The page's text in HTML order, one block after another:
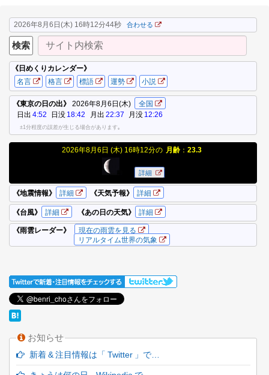
2026年8月6日(木) 16時12分44秒 合わせる
お知らせ
新着 & 注目情報は「 Twitter 」で…